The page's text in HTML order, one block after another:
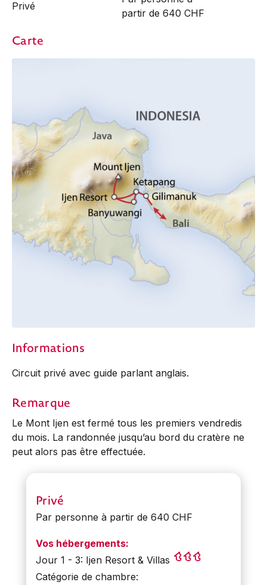
Privé
partir de 640 CHF
Carte
Informations
Circuit privé avec guide parlant anglais.
Remarque
Le Mont Ijen est fermé tous les premiers vendredis
du mois. La randonnée jusqu’au bord du cratère ne
peut alors pas être effectuée.
Privé
Par personne à partir de 640 CHF
Vos hébergements:
Jour 1 - 3: Ijen Resort & Villas
Catégorie de chambre: